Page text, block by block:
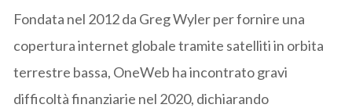
Fondata nel 2012 da Greg Wyler per fornire una
copertura internet globale tramite satelliti in orbita
terrestre bassa, OneWeb ha incontrato gravi
difficoltà finanziarie nel 2020, dichiarando